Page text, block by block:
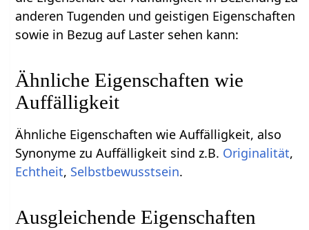
anderen Tugenden und geistigen Eigenschaften
sowie in Bezug auf Laster sehen kann:
Ähnliche Eigenschaften wie
Auffälligkeit
Ähnliche Eigenschaften wie Auffälligkeit, also
Synonyme zu Auffälligkeit sind z.B. Originalität,
Echtheit, Selbstbewusstsein.
Ausgleichende Eigenschaften